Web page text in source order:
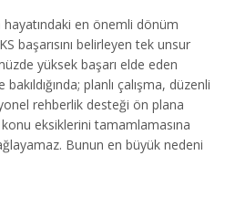
hayatındaki en önemli dönüm
başarısını belirleyen tek unsur
yüksek başarı elde eden
planlı çalışma, düzenli
rehberlik desteği ön plana
eksiklerini tamamlamasına
Bunun en büyük nedeni